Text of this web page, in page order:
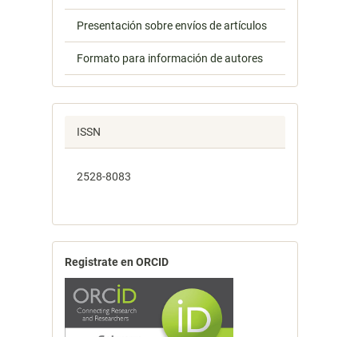
Presentación sobre envíos de artículos
Formato para información de autores
ISSN
2528-8083
Registrate en ORCID